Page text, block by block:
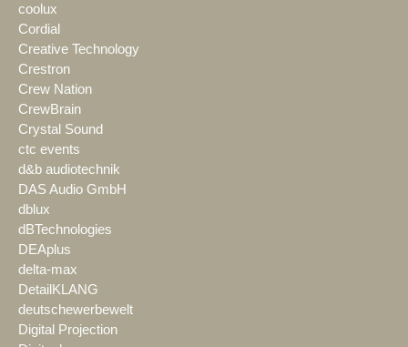
coolux
Cordial
Creative Technology
Crestron
Crew Nation
CrewBrain
Crystal Sound
ctc events
d&b audiotechnik
DAS Audio GmbH
dblux
dBTechnologies
DEAplus
delta-max
DetailKLANG
deutschewerbewelt
Digital Projection